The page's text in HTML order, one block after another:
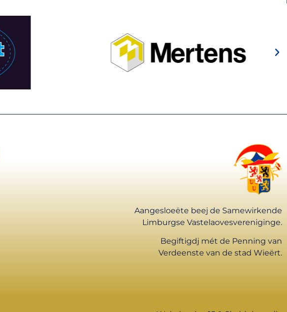
Aangesloeëte beej de Samewirkende
Limburgse Vastelaovesvereniginge.
Begiftigdj mét de Penning van
Verdeenste van de stad Wieërt.